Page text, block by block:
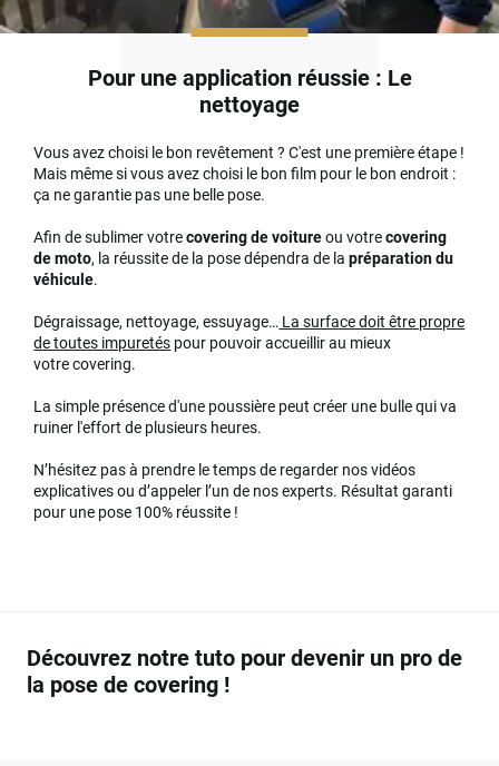
Pour une application réussie : Le
nettoyage
Vous avez choisi le bon revêtement ? C'est une première étape !
Mais même si vous avez choisi le bon film pour le bon endroit :
ça ne garantie pas une belle pose.
Afin de sublimer votrecovering de voitureou votrecovering
de moto, la réussite de la pose dépendra de la préparation du
véhicule.
Dégraissage, nettoyage, essuyage… La surface doit être propre
de toutes impuretés pour pouvoir accueillir au mieux
votre covering.
La simple présence d'une poussière peut créer une bulle qui va
ruiner l'effort de plusieurs heures.
N’hésitez pas à prendre le temps de regarder nos vidéos
explicatives ou d’appeler l’un de nos experts. Résultat garanti
pour une pose 100% réussite !
Découvrez notre tuto pour devenir un pro de
la pose de covering !